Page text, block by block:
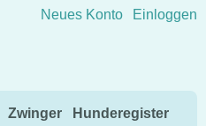
wechseln
Neues Konto Einloggen
Zwinger Hunderegister